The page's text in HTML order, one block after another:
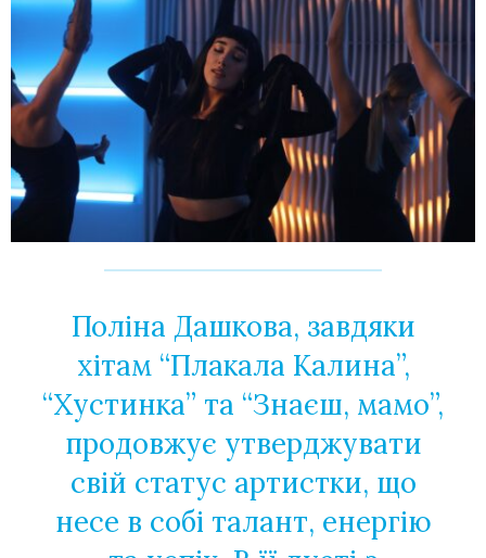
Поліна Дашкова, завдяки
хітам “Плакала Калина”,
“Хустинка” та “Знаєш, мамо”,
продовжує утверджувати
свій статус артистки, що
несе в собі талант, енергію